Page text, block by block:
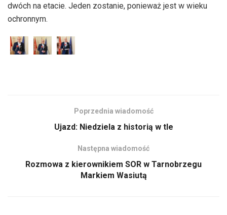
dwóch na etacie. Jeden zostanie, ponieważ jest w wieku
ochronnym.
Poprzednia wiadomość
Ujazd: Niedziela z historią w tle
Następna wiadomość
Rozmowa z kierownikiem SOR w Tarnobrzegu
Markiem Wasiutą